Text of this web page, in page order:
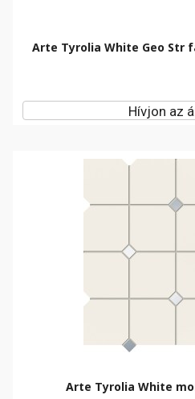
Arte Tyrolia White Geo Str
Hívjon az
Arte Tyrolia White